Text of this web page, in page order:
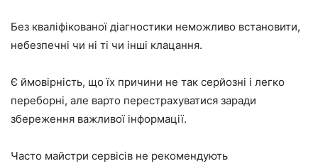
Без кваліфікованої діагностики неможливо встановити,
небезпечні чи ні ті чи інші клацання.
Є ймовірність, що їх причини не так серйозні і легко
переборні, але варто перестрахуватися заради
збереження важливої інформації.
Часто майстри сервісів не рекомендують